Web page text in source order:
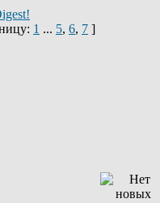
1 ... 5, 6, 7 ]